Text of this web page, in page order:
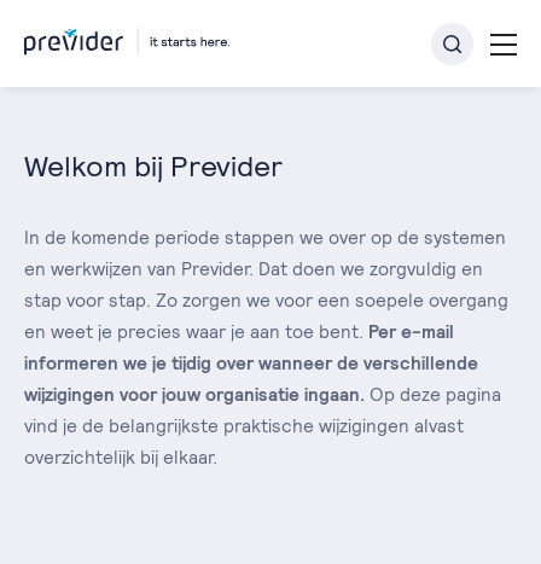
Welkom bij Previder
In de komende periode stappen we over op de systemen
en werkwijzen van Previder. Dat doen we zorgvuldig en
stap voor stap. Zo zorgen we voor een soepele overgang
en weet je precies waar je aan toe bent. Per e-mail
informeren we je tijdig over wanneer de verschillende
wijzigingen voor jouw organisatie ingaan. Op deze pagina
vind je de belangrijkste praktische wijzigingen alvast
overzichtelijk bij elkaar.